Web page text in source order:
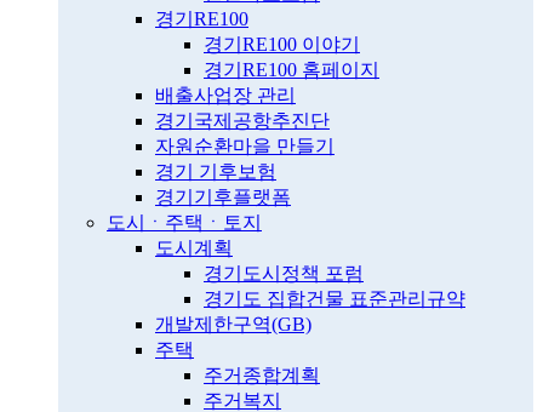
경기RE100
경기RE100 이야기
경기RE100 홈페이지
배출사업장 관리
경기국제공항추진단
자원순환마을 만들기
경기 기후보험
경기기후플랫폼
도시ㆍ주택ㆍ토지
도시계획
경기도시정책 포럼
경기도 집합건물 표준관리규약
개발제한구역(GB)
주택
주거종합계획
주거복지